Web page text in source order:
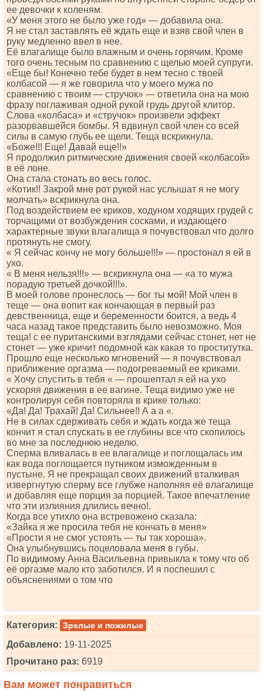
ее девочки к коленям.
«У меня этого не было уже год» — добавила она.
Я не стал заставлять её ждать еще и взяв свой член в
руку медленно ввел в нее.
Её влагалище было влажным и очень горячим. Кроме
того очень тесным по сравнению с щелью моей супруги.
«Еще бы! Конечно тебе будет в нем тесно с твоей
колбасой — я же говорила что у моего мужа по
сравнению с твоим — стручок» — ответила она на мою
фразу поглаживая одной рукой грудь другой клитор.
Слова «колбаса» и «стручок» произвели эффект
разорвавшейся бомбы. Я вдвинул свой член со всей
силы в самую глубь ее щели. Теща вскрикнула.
«Боже!!! Еще! Давай еще!!»
Я продолжил ритмические движения своей «колбасой»
в её лоне.
Она стала стонать во весь голос.
«Котик!! Закрой мне рот рукой нас услышат я не могу
молчать» вскрикнула она.
Под воздействием ее криков, ходуном ходящих грудей с
торчащими от возбуждения сосками, и издающего
характерные звуки влагалища я почувствовал что долго
протянуть не смогу.
« Я сейчас кончу не могу больше!!!» — простонал я ей в
ухо.
« В меня нельзя!!!» — вскрикнула она — «а то мужа
порадую третьей дочкой!!!».
В моей голове пронеслось — бог ты мой! Мой член в
теще — она вопит как кончающая в первый раз
девственница, еще и беременности боится, а ведь 4
часа назад такое представить было невозможно. Моя
теща! с ее пуританскими взглядами сейчас стонет, нет не
стонет — уже кричит подомной как какая то проститутка.
Прошло еще несколько мгновений — я почувствовал
приближение оргазма — подогреваемый ее криками.
« Хочу спустить в тебя « — прошептал я ей на ухо
ускоряя движения в ее вагине. Теща видимо уже не
контролируя себя повторяла в крике только:
«Да! Да! Трахай! Да! Сильнее!! А а а «.
Не в силах сдерживать себя и ждать когда же теща
кончит я стал спускать в ее глубины все что скопилось
во мне за последнюю неделю.
Сперма вливалась в ее влагалище и поглощалась им
как вода поглощается путником изможденным в
пустыне. Я не прекращал своих движений вталкивая
извергнутую сперму все глубже наполняя её влагалище
и добавляя еще порция за порцией. Такое впечатление
что эти излияния длились вечно!.
Когда все утихло она встревожено сказала:
«Зайка я же просила тебя не кончать в меня»
«Прости я не смог устоять — ты так хороша».
Она улыбнувшись поцеловала меня в губы.
По видимому Анна Васильевна привыкла к тому что об
её оргазме мало кто заботился. И я поспешил с
объяснениями о том что
Категория: Зрелые и пожилые
Добавлено: 19-11-2025
Прочитано раз: 6919
Вам может понравиться